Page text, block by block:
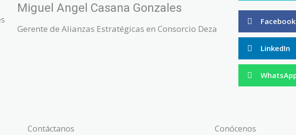
Miguel Angel Casana Gonzales
Gerente de Alianzas Estratégicas en Consorcio Deza
Facebook
LinkedIn
Contáctanos
Conócenos